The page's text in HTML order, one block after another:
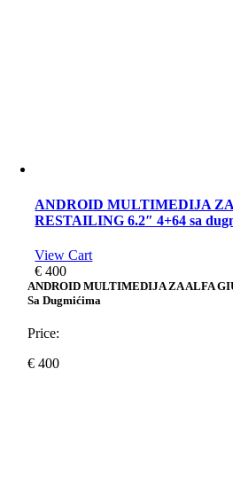
ANDROID MULTIMEDIJA
RESTAILING 6.2″ 4+64 sa
View Cart
€ 400
ANDROID MULTIMEDIJA ZA ALFA
Sa Dugmićima
Price:
€ 400